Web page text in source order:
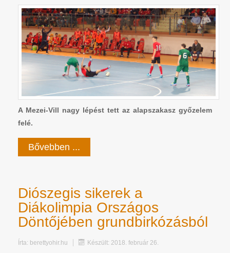
A Mezei-Vill nagy lépést tett az alapszakasz győzelem
felé.
Bővebben ...
Diószegis sikerek a
Diákolimpia Országos
Döntőjében grundbirkózásból
Írta: berettyohir.hu Készült: 2018. február 26.